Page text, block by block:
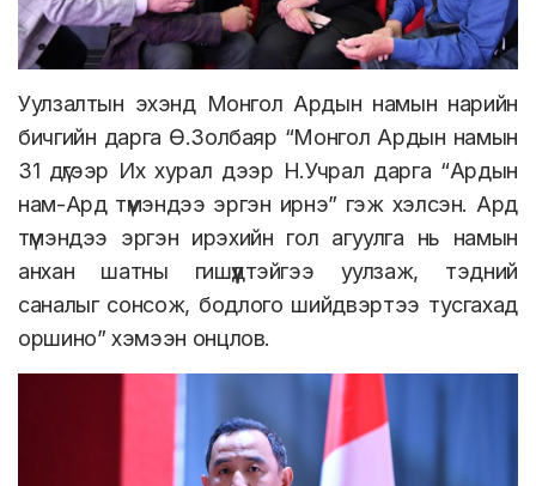
Уулзалтын эхэнд Монгол Ардын намын нарийн
бичгийн дарга Ө.Золбаяр “Монгол Ардын намын
31 дүгээр Их хурал дээр Н.Учрал дарга “Ардын
нам-Ард түмэндээ эргэн ирнэ” гэж хэлсэн. Ард
түмэндээ эргэн ирэхийн гол агуулга нь намын
анхан шатны гишүүдтэйгээ уулзаж, тэдний
саналыг сонсож, бодлого шийдвэртээ тусгахад
оршино” хэмээн онцлов.